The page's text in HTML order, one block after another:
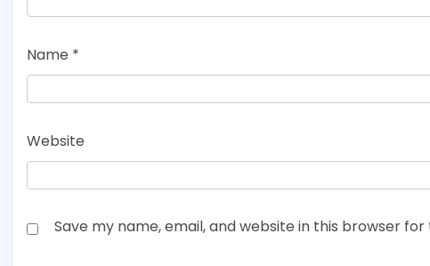
Name *
Website
Save my name, email, and website in this browser